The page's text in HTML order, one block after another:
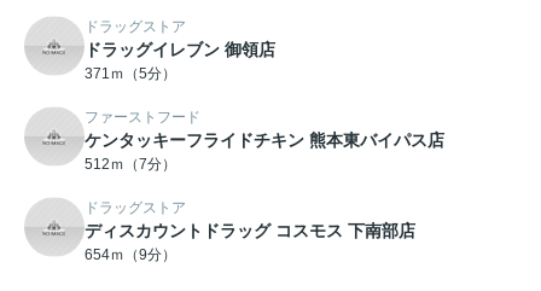
ドラッグストア
ドラッグイレブン 御領店
371ｍ（5分）
ファーストフード
ケンタッキーフライドチキン 熊本東バイパス店
512ｍ（7分）
ドラッグストア
ディスカウントドラッグ コスモス 下南部店
654ｍ（9分）